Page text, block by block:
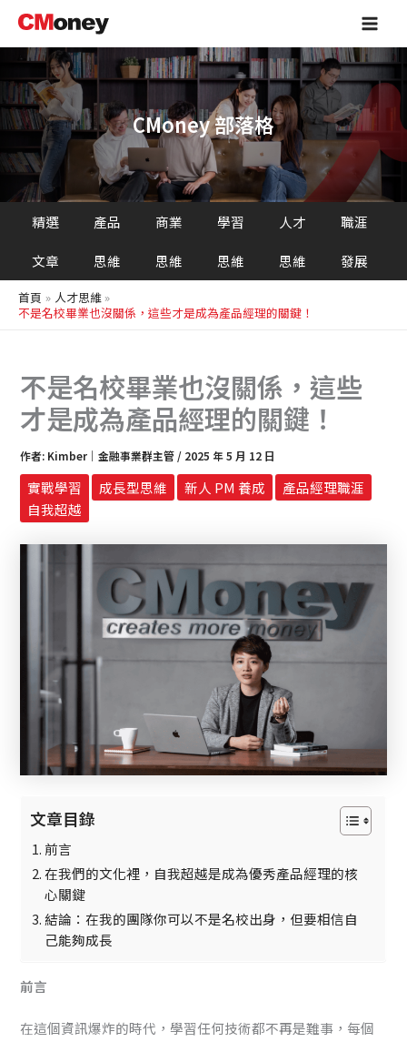
主
容
Main
CMoney 部落格
精選
文章
產品
思維
商業
思維
學習
思維
人才
思維
職涯
發展
首頁
人才思維
不是名校畢業也沒關係，這些才是成為產品經理的關鍵！
不是名校畢業也沒關係，這些
才是成為產品經理的關鍵！
作者: Kimber｜金融事業群主管 / 2025 年 5 月 12 日
實戰學習 成長型思維 新人 PM 養成
產品經理職涯
自我超越
文章目錄
前言
在我們的文化裡，自我超越是成為優秀產品經理的核
心關鍵
結論：在我的團隊你可以不是名校出身，但要相信自
己能夠成長
前言
在這個資訊爆炸的時代，學習任何技術都不再是難事，每個
尋